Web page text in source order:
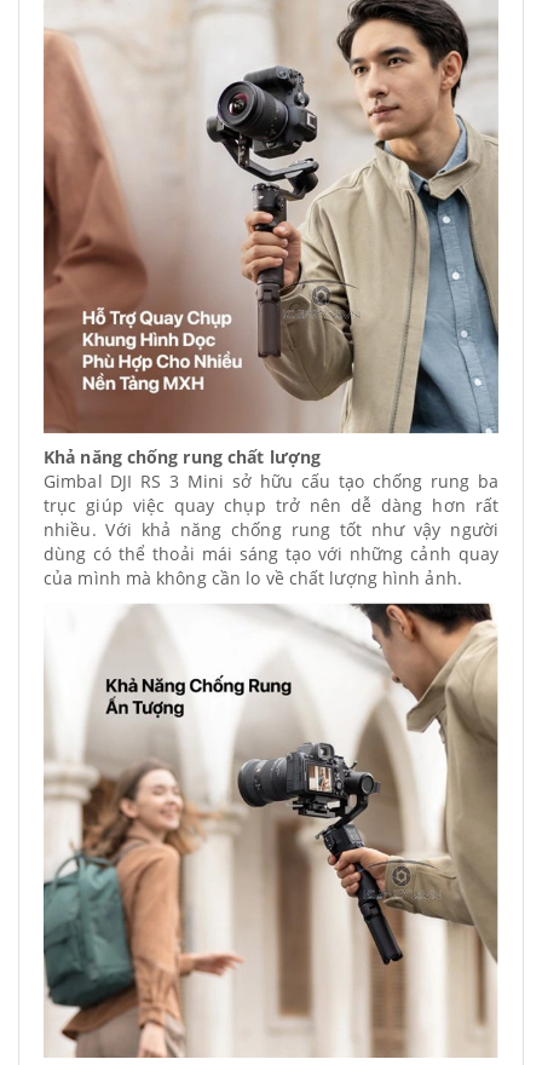
Khả năng chống rung chất lượng
Gimbal DJI RS 3 Mini sở hữu cấu tạo chống rung ba
trục giúp việc quay chụp trở nên dễ dàng hơn rất
nhiều. Với khả năng chống rung tốt như vậy người
dùng có thể thoải mái sáng tạo với những cảnh quay
của mình mà không cần lo về chất lượng hình ảnh.